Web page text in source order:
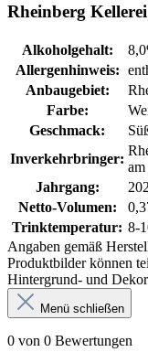
Rheinberg
Alkoholgehalt:
Allergenhinweis:
Anbaugebiet:
Farbe:
Geschmack:
Inverkehrbringer:
Jahrgang:
Netto-Volumen:
Trinktemperatur: 8-
Angaben gemäß
Produktbilder können
Hintergrund- und
Menü schließen
0 von 0 Bewertungen